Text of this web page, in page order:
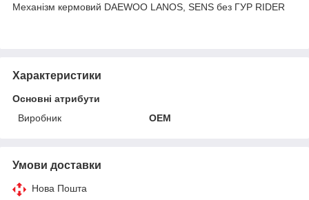
Механізм кермовий DAEWOO LANOS, SENS без ГУР RIDER
Характеристики
Основні атрибути
Виробник
OEM
Умови доставки
Нова Пошта